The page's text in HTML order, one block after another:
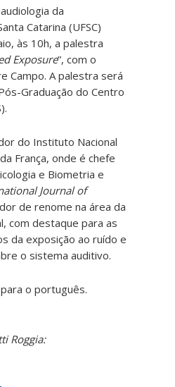
da
Catarina (UFSC)
às 10h, a palestra
Exposure”, com o
Campo. A palestra será
Graduação do Centro
do Instituto Nacional
França, onde é chefe
e Biometria e
Journal of
de renome na área da
com destaque para as
da exposição ao ruído e
o sistema auditivo.
o português.
Roggia: